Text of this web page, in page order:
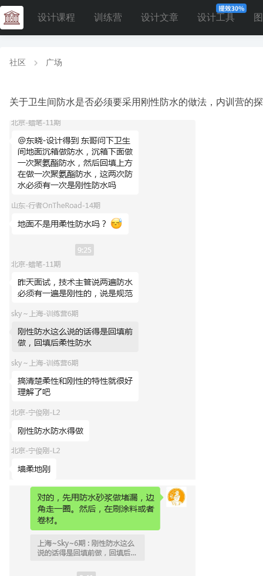
设计课程 训练营 设计文章 设计工具
社区 广场
关于卫生间防水是否必须要采用刚性防水的做法，内训营的